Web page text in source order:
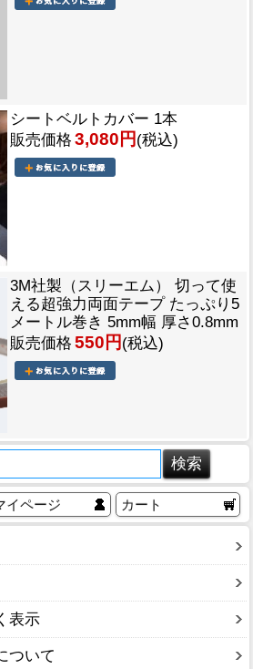
シートベルトカバー 1本
販売価格 3,080円 (税込)
3M社製（スリーエム） 切って使
える超強力両面テープ たっぷり5
メートル巻き 5mm幅 厚さ0.8mm
販売価格 550円 (税込)
イページ カート
表示
ついて